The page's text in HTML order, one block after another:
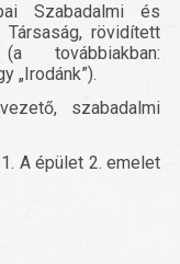
Szabadalmi és
rövidített
továbbiakban:
„Irodánk”).
szabadalmi
A épület 2. emelet